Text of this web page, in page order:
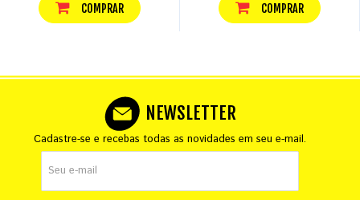
COMPRAR COMPRAR
NEWSLETTER
Cadastre-se e recebas todas as novidades em seu e-mail.